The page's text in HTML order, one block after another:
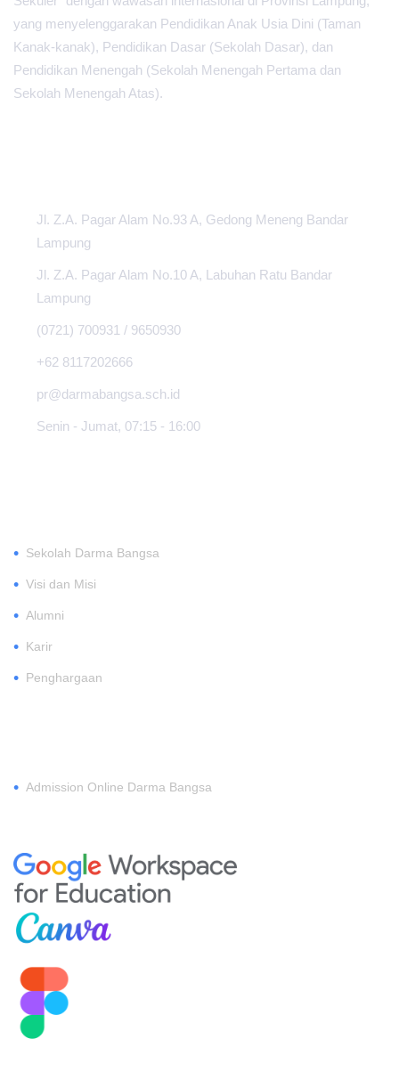
yang menyelenggarakan Pendidikan Anak Usia Dini (Taman
Kanak-kanak), Pendidikan Dasar (Sekolah Dasar), dan
Pendidikan Menengah (Sekolah Menengah Pertama dan
Sekolah Menengah Atas).
Jl. Z.A. Pagar Alam No.93 A, Gedong Meneng Bandar
Lampung
Jl. Z.A. Pagar Alam No.10 A, Labuhan Ratu Bandar
Lampung
(0721) 700931 / 9650930
+62 8117202666
pr@darmabangsa.sch.id
Senin - Jumat, 07:15 - 16:00
• Sekolah Darma Bangsa
• Visi dan Misi
• Alumni
• Karir
• Penghargaan
• Admission Online Darma Bangsa